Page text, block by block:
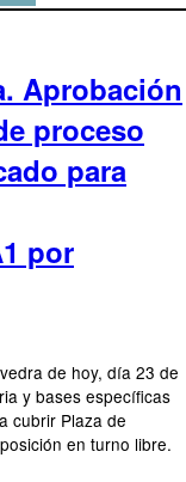
Aprobación
proceso
para
por
de hoy, día 23 de
y bases específicas
cubrir Plaza de
en turno libre.